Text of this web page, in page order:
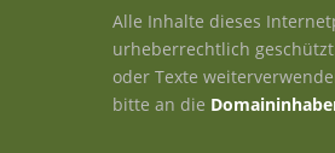
Alle Inhalte dieses
urheberrechtlich
oder Texte
bitte an die